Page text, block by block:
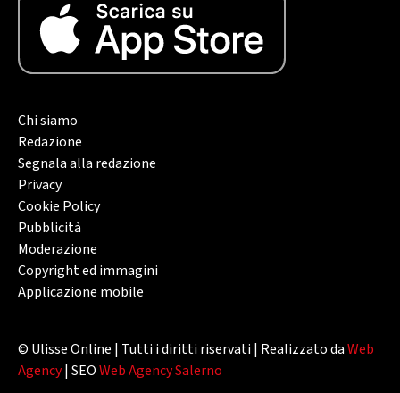
Chi siamo
Redazione
Segnala alla redazione
Privacy
Cookie Policy
Pubblicità
Moderazione
Copyright ed immagini
Applicazione mobile
© Ulisse Online | Tutti i diritti riservati | Realizzato daWeb
Agency| SEOWeb Agency Salerno